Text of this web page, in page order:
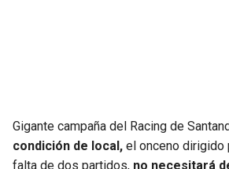
Gigante campaña del Racing de
condición de local, el onceno dirigido
falta de dos partidos, no necesitará